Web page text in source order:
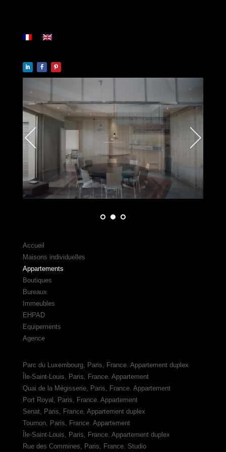
Accueil
Maisons individuelles
Appartements
Boutiques
Bureaux
Immeubles
EHPAD
Equipements
Agence
Parc du Luxembourg, Paris, France. Appartement duplex
Île-Saint-Louis, Paris, France. Appartement
Quai de la Mégisserie, Paris, France. Appartement
Port Royal, Paris, France. Appartement
Senat, Paris, France. Appartement duplex
Tournon, Paris, France. Appartement
Île-Saint-Louis, Paris, France. Appartement duplex
Rue des Commines, Paris, France. Studio